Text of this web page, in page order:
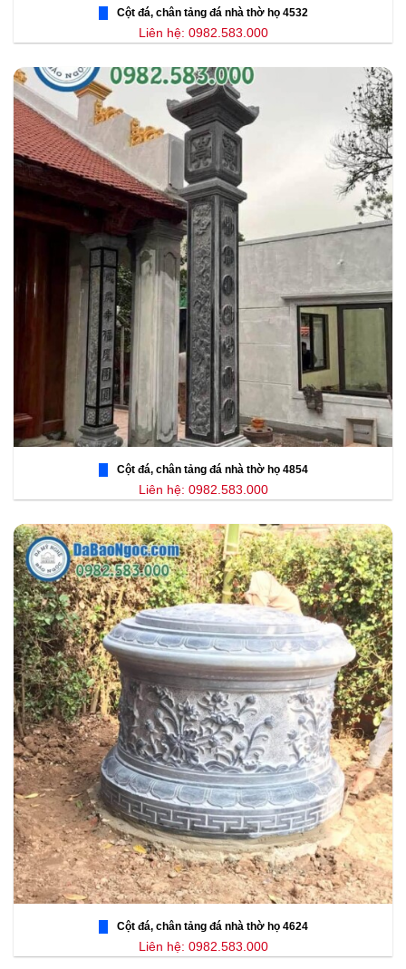
Cột đá, chân tảng đá nhà thờ họ 4532
Liên hệ: 0982.583.000
Cột đá, chân tảng đá nhà thờ họ 4854
Liên hệ: 0982.583.000
Cột đá, chân tảng đá nhà thờ họ 4624
Liên hệ: 0982.583.000